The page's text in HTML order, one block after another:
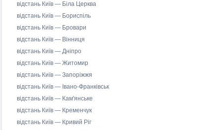
відстань Київ — Біла Церква
відстань Київ — Бориспіль
відстань Київ — Бровари
відстань Київ — Вінниця
відстань Київ — Дніпро
відстань Київ — Житомир
відстань Київ — Запоріжжя
відстань Київ — Івано-Франківськ
відстань Київ — Кам'янське
відстань Київ — Кременчук
відстань Київ — Кривий Ріг